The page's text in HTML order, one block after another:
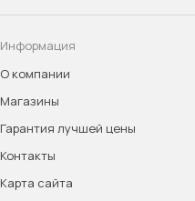
Информация
О компании
Магазины
Гарантия лучшей цены
Контакты
Карта сайта